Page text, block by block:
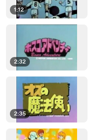
1:12
2:32
2:35